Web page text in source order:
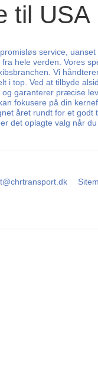
til USA
service,
hele verden. Vores
Vi
top. Ved at tilbyde
garanterer præcise
fokusere på din
året rundt for et godt
det oplagte valg når